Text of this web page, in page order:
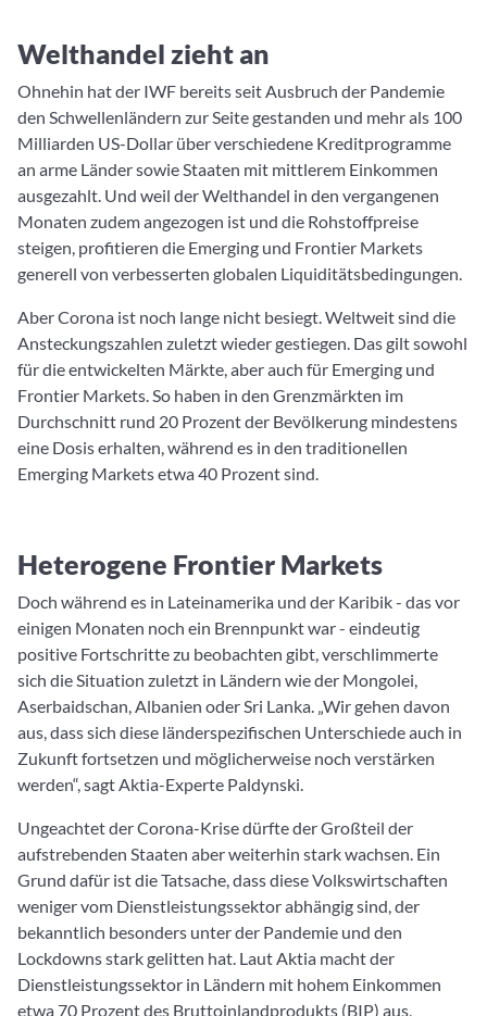
Welthandel zieht an
Ohnehin hat der IWF bereits seit Ausbruch der Pandemie
den Schwellenländern zur Seite gestanden und mehr als 100
Milliarden US-Dollar über verschiedene Kreditprogramme
an arme Länder sowie Staaten mit mittlerem Einkommen
ausgezahlt. Und weil der Welthandel in den vergangenen
Monaten zudem angezogen ist und die Rohstoffpreise
steigen, profitieren die Emerging und Frontier Markets
generell von verbesserten globalen Liquiditätsbedingungen.
Aber Corona ist noch lange nicht besiegt. Weltweit sind die
Ansteckungszahlen zuletzt wieder gestiegen. Das gilt sowohl
für die entwickelten Märkte, aber auch für Emerging und
Frontier Markets. So haben in den Grenzmärkten im
Durchschnitt rund 20 Prozent der Bevölkerung mindestens
eine Dosis erhalten, während es in den traditionellen
Emerging Markets etwa 40 Prozent sind.
Heterogene Frontier Markets
Doch während es in Lateinamerika und der Karibik - das vor
einigen Monaten noch ein Brennpunkt war - eindeutig
positive Fortschritte zu beobachten gibt, verschlimmerte
sich die Situation zuletzt in Ländern wie der Mongolei,
Aserbaidschan, Albanien oder Sri Lanka. „Wir gehen davon
aus, dass sich diese länderspezifischen Unterschiede auch in
Zukunft fortsetzen und möglicherweise noch verstärken
werden“, sagt Aktia-Experte Paldynski.
Ungeachtet der Corona-Krise dürfte der Großteil der
aufstrebenden Staaten aber weiterhin stark wachsen. Ein
Grund dafür ist die Tatsache, dass diese Volkswirtschaften
weniger vom Dienstleistungssektor abhängig sind, der
bekanntlich besonders unter der Pandemie und den
Lockdowns stark gelitten hat. Laut Aktia macht der
Dienstleistungssektor in Ländern mit hohem Einkommen
etwa 70 Prozent des Bruttoinlandprodukts (BIP) aus,